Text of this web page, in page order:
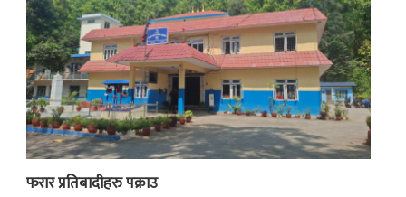
फरार प्रतिबादीहरु पक्राउ